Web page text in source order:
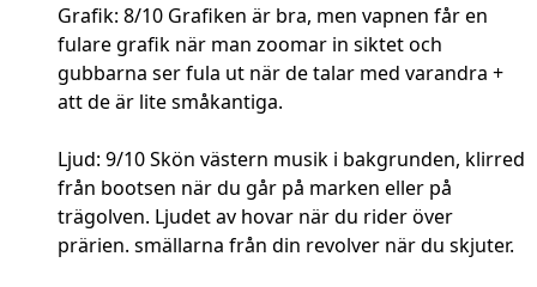
Grafik: 8/10 Grafiken är bra, men vapnen får en
fulare grafik när man zoomar in siktet och
gubbarna ser fula ut när de talar med varandra +
att de är lite småkantiga.
Ljud: 9/10 Skön västern musik i bakgrunden, klirred
från bootsen när du går på marken eller på
trägolven. Ljudet av hovar när du rider över
prärien. smällarna från din revolver när du skjuter.